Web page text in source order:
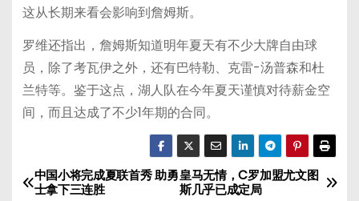
这从长期来看会影响到詹姆斯。
罗维还指出，詹姆斯知道明年夏天有不少大牌自由球
员，除了考瓦伊之外，还有巴特勒、克雷-汤普森和杜
兰特等。鉴于这点，湖人队在今年夏天谨慎对待薪金空
间，而且达成了不少1年期的合同。
文
皇马无情，C罗加盟尤文图
斯几乎已成定局
中国小将完成夏联首秀 助勇
士拿下三连胜